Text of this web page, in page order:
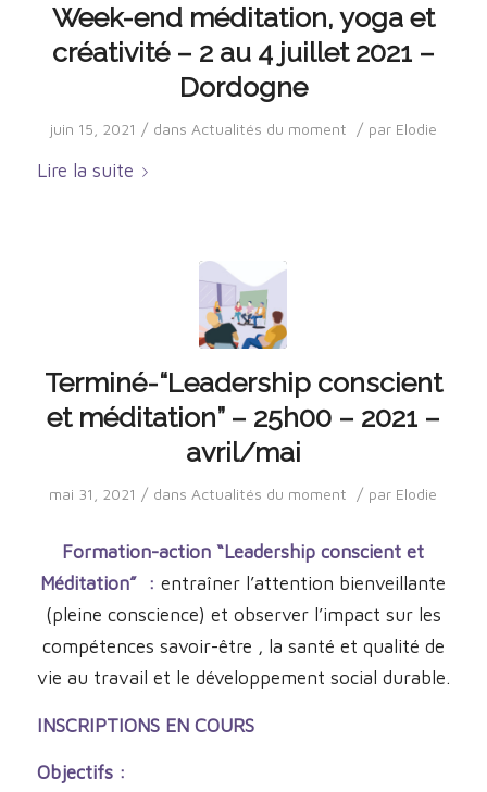
Week-end méditation, yoga et
créativité – 2 au 4 juillet 2021 –
Dordogne
juin 15, 2021 / dansActualités du moment / par Elodie
Lire la suite
Terminé-“Leadership conscient
et méditation” – 25h00 – 2021 –
avril/mai
mai 31, 2021 / dansActualités du moment / par Elodie
Formation-action “Leadership conscient et
Méditation” :entraîner l’attention bienveillante
(pleine conscience) et observer l’impact sur les
compétences savoir-être , la santé et qualité de
vie au travail et le développement social durable.
INSCRIPTIONS EN COURS
Objectifs :